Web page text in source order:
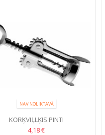
NAV NOLIKTAVĀ
KORĶVIĻLĶIS PINTI
4,18 €